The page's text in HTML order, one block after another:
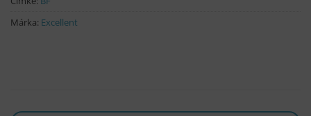
Márka: Excellent